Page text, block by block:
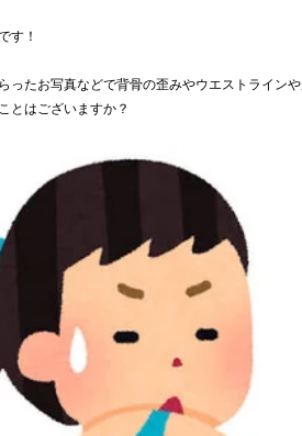
す！
ったお写真などで背骨の歪みやウエストライン
とはございますか？